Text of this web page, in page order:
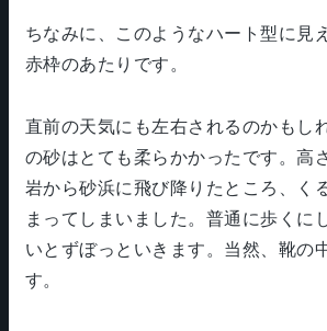
ちなみに、このようなハート型に見
赤枠のあたりです。
直前の天気にも左右されるのかもし
の砂はとても柔らかかったです。高
岩から砂浜に飛び降りたところ、く
まってしまいました。普通に歩くに
いとずぼっといきます。当然、靴の
す。